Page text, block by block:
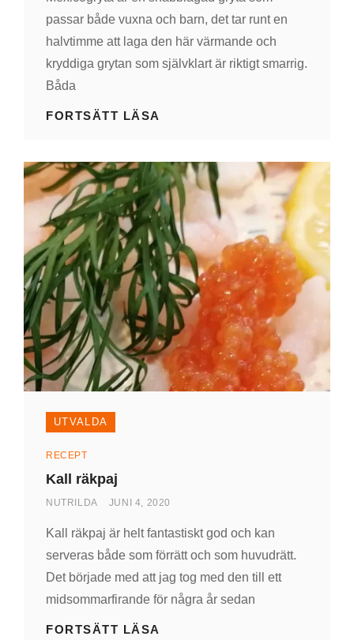
passar både vuxna och barn, det tar runt en
halvtimme att laga den här värmande och
kryddiga grytan som självklart är riktigt smarrig.
Båda
FORTSÄTT LÄSA
UTVALDA
Kategorier
RECEPT
Kall räkpaj
AV
NUTRILDA
PUBLICERAD
JUNI 4, 2020
Kall räkpaj är helt fantastiskt god och kan
serveras både som förrätt och som huvudrätt.
Det började med att jag tog med den till ett
midsommarfirande för några år sedan
FORTSÄTT LÄSA